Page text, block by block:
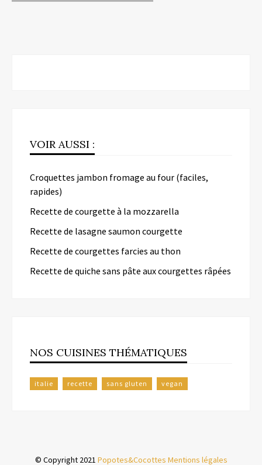
VOIR AUSSI :
Croquettes jambon fromage au four (faciles,
rapides)
Recette de courgette à la mozzarella
Recette de lasagne saumon courgette
Recette de courgettes farcies au thon
Recette de quiche sans pâte aux courgettes râpées
NOS CUISINES THÉMATIQUES
italie recette sans gluten vegan
© Copyright 2021 Popotes&Cocottes Mentions légales